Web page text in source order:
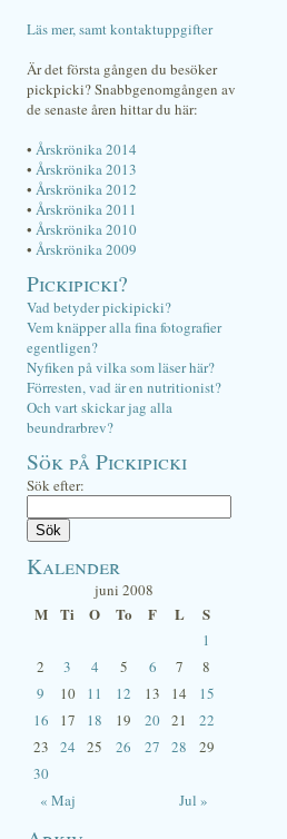
Läs mer, samt kontaktuppgifter
Är det första gången du besöker
pickpicki? Snabbgenomgången av
de senaste åren hittar du här:
• Årskrönika 2014
• Årskrönika 2013
• Årskrönika 2012
• Årskrönika 2011
• Årskrönika 2010
• Årskrönika 2009
Pickipicki?
Vad betyder pickipicki?
Vem knäpper alla fina fotografier
egentligen?
Nyfiken på vilka som läser här?
Förresten, vad är en nutritionist?
Och vart skickar jag alla
beundrarbrev?
Sök på Pickipicki
Sök efter:
Kalender
juni 2008
M Ti O To F L S
« Maj Jul »
1
2
3 4 5 6 7
8
9
10 11 12 13 14
15
16
17 18 19 20 21
22
23
24 25 26 27 28
29
30